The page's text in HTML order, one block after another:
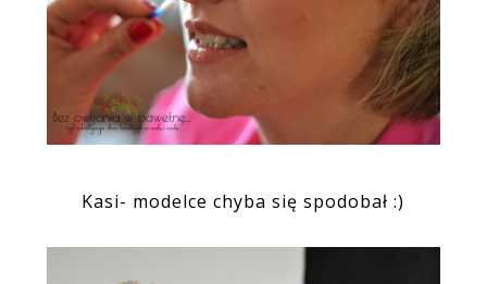
Kasi- modelce chyba się spodobał :)